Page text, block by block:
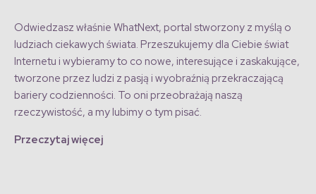
Odwiedzasz właśnie WhatNext, portal stworzony z myślą o
ludziach ciekawych świata. Przeszukujemy dla Ciebie świat
Internetu i wybieramy to co nowe, interesujące i zaskakujące,
tworzone przez ludzi z pasją i wyobraźnią przekraczającą
bariery codzienności. To oni przeobrażają naszą
rzeczywistość, a my lubimy o tym pisać.
Przeczytaj więcej